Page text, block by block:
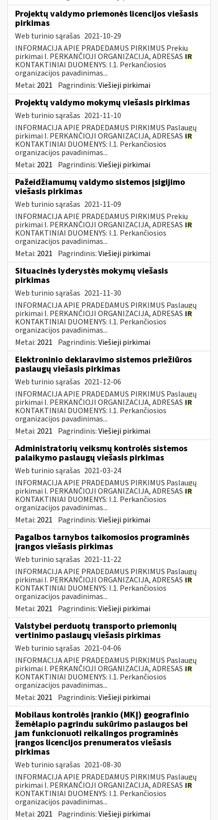
Projektų valdymo priemonės licencijos viešasis
pirkimas
Web turinio sąrašas 2021-10-29
INFORMACIJA APIE PRADEDAMUS PIRKIMUS Prekių
pirkimai I. PERKANČIOJI ORGANIZACIJA, ADRESAS IR
KONTAKTINIAI DUOMENYS: I.1. Perkančiosios
organizacijos pavadinimas...
Metai: 2021 Pagrindinis:Viešieji pirkimai
Projektų valdymo mokymų viešasis pirkimas
Web turinio sąrašas 2021-11-10
INFORMACIJA APIE PRADEDAMUS PIRKIMUS Paslaugų
pirkimai I. PERKANČIOJI ORGANIZACIJA, ADRESAS IR
KONTAKTINIAI DUOMENYS: I.1. Perkančiosios
organizacijos pavadinimas...
Metai: 2021 Pagrindinis:Viešieji pirkimai
Pažeidžiamumų valdymo sistemos įsigijimo
viešasis pirkimas
Web turinio sąrašas 2021-11-09
INFORMACIJA APIE PRADEDAMUS PIRKIMUS Prekių
pirkimai I. PERKANČIOJI ORGANIZACIJA, ADRESAS IR
KONTAKTINIAI DUOMENYS: I.1. Perkančiosios
organizacijos pavadinimas...
Metai: 2021 Pagrindinis:Viešieji pirkimai
Situacinės lyderystės mokymų viešasis
pirkimas
Web turinio sąrašas 2021-11-30
INFORMACIJA APIE PRADEDAMUS PIRKIMUS Paslaugų
pirkimai I. PERKANČIOJI ORGANIZACIJA, ADRESAS IR
KONTAKTINIAI DUOMENYS: I.1. Perkančiosios
organizacijos pavadinimas...
Metai: 2021 Pagrindinis:Viešieji pirkimai
Elektroninio deklaravimo sistemos priežiūros
paslaugų viešasis pirkimas
Web turinio sąrašas 2021-12-06
INFORMACIJA APIE PRADEDAMUS PIRKIMUS Paslaugų
pirkimai I. PERKANČIOJI ORGANIZACIJA, ADRESAS IR
KONTAKTINIAI DUOMENYS: I.1. Perkančiosios
organizacijos pavadinimas...
Metai: 2021 Pagrindinis:Viešieji pirkimai
Administratorių veiksmų kontrolės sistemos
palaikymo paslaugų viešasis pirkimas
Web turinio sąrašas 2021-03-24
INFORMACIJA APIE PRADEDAMUS PIRKIMUS Paslaugų
pirkimai I. PERKANČIOJI ORGANIZACIJA, ADRESAS IR
KONTAKTINIAI DUOMENYS: I.1. Perkančiosios
organizacijos pavadinimas...
Metai: 2021 Pagrindinis:Viešieji pirkimai
Pagalbos tarnybos taikomosios programinės
įrangos viešasis pirkimas
Web turinio sąrašas 2021-11-22
INFORMACIJA APIE PRADEDAMUS PIRKIMUS Paslaugų
pirkimai I. PERKANČIOJI ORGANIZACIJA, ADRESAS IR
KONTAKTINIAI DUOMENYS: I.1. Perkančiosios
organizacijos pavadinimas...
Metai: 2021 Pagrindinis:Viešieji pirkimai
Valstybei perduotų transporto priemonių
vertinimo paslaugų viešasis pirkimas
Web turinio sąrašas 2021-04-06
INFORMACIJA APIE PRADEDAMUS PIRKIMUS Paslaugų
pirkimai I. PERKANČIOJI ORGANIZACIJA, ADRESAS IR
KONTAKTINIAI DUOMENYS: I.1. Perkančiosios
organizacijos pavadinimas...
Metai: 2021 Pagrindinis:Viešieji pirkimai
Mobilaus kontrolės įrankio (MKĮ) geografinio
žemėlapio pagrindu sukūrimo paslaugos bei
jam funkcionuoti reikalingos programinės
įrangos licencijos prenumeratos viešasis
pirkimas
Web turinio sąrašas 2021-08-30
INFORMACIJA APIE PRADEDAMUS PIRKIMUS Paslaugų
pirkimai I. PERKANČIOJI ORGANIZACIJA, ADRESAS IR
KONTAKTINIAI DUOMENYS: I.1. Perkančiosios
organizacijos pavadinimas...
Metai: 2021 Pagrindinis:Viešieji pirkimai